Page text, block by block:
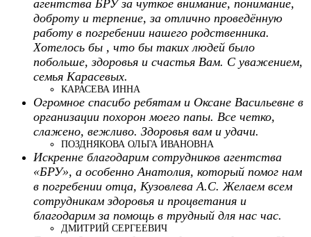
агентства БРУ за чуткое внимание, понимание,
доброту и терпение, за отлично проведённую
работу в погребении нашего родственника.
Хотелось бы , что бы таких людей было
побольше, здоровья и счастья Вам. С уважением,
семья Карасевых.
КАРАСЕВА ИННА
Огромное спасибо ребятам и Оксане Васильевне в
организации похорон моего папы. Все четко,
слажено, вежливо. Здоровья вам и удачи.
ПОЗДНЯКОВА ОЛЬГА ИВАНОВНА
Искренне благодарим сотрудников агентства
«БРУ», а особенно Анатолия, который помог нам
в погребении отца, Кузовлева А.С. Желаем всем
сотрудникам здоровья и процветания и
благодарим за помощь в трудный для нас час.
ДМИТРИЙ СЕРГЕЕВИЧ